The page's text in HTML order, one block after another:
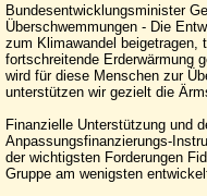
Bundesentwicklungsminister
Überschwemmungen - Die
zum Klimawandel beigetragen,
fortschreitende Erderwärmung
wird für diese Menschen zur
unterstützen wir gezielt die
Finanzielle Unterstützung und
Anpassungsfinanzierungs-
der wichtigsten Forderungen
Gruppe am wenigsten